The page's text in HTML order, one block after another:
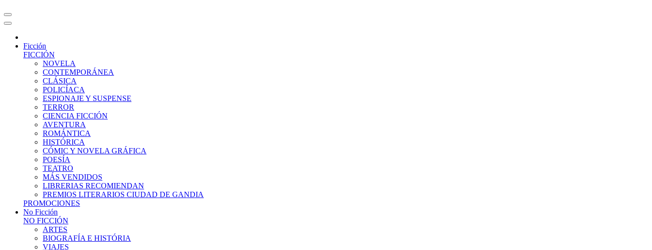
Ficción
FICCIÓN
NOVELA
CONTEMPORÁNEA
CLÁSICA
POLICÍACA
ESPIONAJE Y SUSPENSE
TERROR
CIENCIA FICCIÓN
AVENTURA
ROMÁNTICA
HISTÓRICA
CÓMIC Y NOVELA GRÁFICA
POESÍA
TEATRO
MÁS VENDIDOS
LIBRERIAS RECOMIENDAN
PREMIOS LITERARIOS CIUDAD DE GANDIA
PROMOCIONES
No Ficción
NO FICCIÓN
ARTES
BIOGRAFÍA E HISTÓRIA
VIAJES